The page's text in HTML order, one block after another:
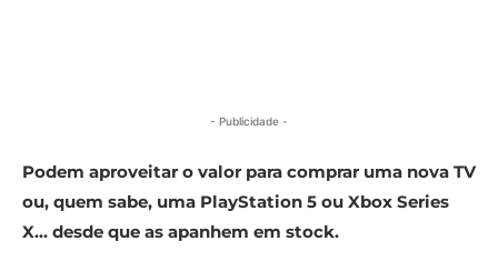
- Publicidade -
Podem aproveitar o valor para comprar uma nova TV
ou, quem sabe, uma PlayStation 5 ou Xbox Series
X… desde que as apanhem em stock.